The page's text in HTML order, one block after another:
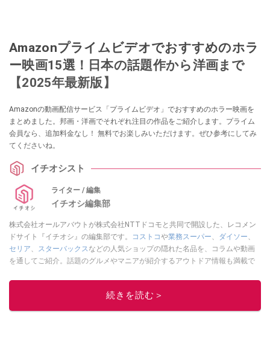
Amazonプライムビデオでおすすめのホラ
ー映画15選！日本の話題作から洋画まで
【2025年最新版】
Amazonの動画配信サービス「プライムビデオ」でおすすめのホラー映画を
まとめました。邦画・洋画でそれぞれ注目の作品をご紹介します。プライム
会員なら、追加料金なし！ 無料でお楽しみいただけます。ぜひ参考にしてみ
てくださいね。
イチオシスト
ライター / 編集
イチオシ編集部
株式会社オールアバウトが株式会社NTTドコモと共同で開設した、レコメン
ドサイト『イチオシ』の編集部です。
コストコや業務スーパー、 ダイソー、
セリア、 スターバックスなどの人気ショップの隠れた名品を、コラムや動画
を通してご紹介。話題のグルメやマニアが紹介するアウトドア情報も満載で
レビューしています。毎日トレンド情報をお届けしているので、ぜひ
してください！続きを読む＞